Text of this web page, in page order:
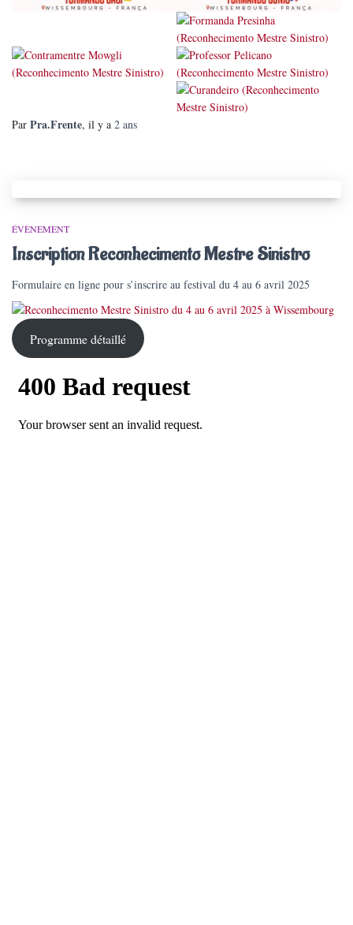
Par Pra.Frente, il y a 2 ans
ÉVÈNEMENT
Inscription Reconhecimento Mestre Sinistro
Formulaire en ligne pour s’inscrire au festival du 4 au 6 avril 2025
Programme détaillé